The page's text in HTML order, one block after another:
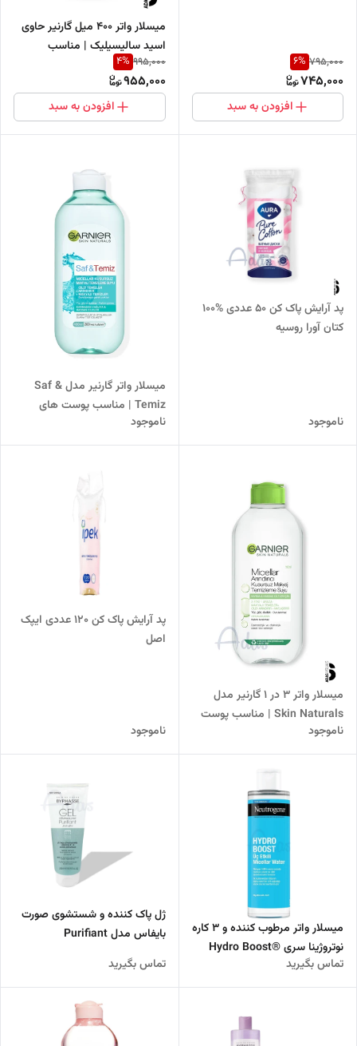
795,000
6%
745,000
افزودن به سبد
میسلار واتر 400 میل گارنیر حاوی
اسید سالیسیلیک | مناسب
پوست‌های چرب و مستعد آکنه
995,000
4%
955,000
افزودن به سبد
پد آرایش پاک کن 50 عددی %100
کتان آورا روسیه
ناموجود
میسلار واتر گارنیر مدل Saf &
Temiz | مناسب پوست های
چرب، مختلط و حساس
ناموجود
میسلار واتر 3 در 1 گارنیر مدل
Skin Naturals | مناسب پوست
های حساس و مختلط
ناموجود
پد آرایش پاک کن 120 عددی ایپک
اصل
ناموجود
میسلار واتر مرطوب کننده و 3 کاره
نوتروژینا سری ®Hydro Boost
تماس بگیرید
ژل پاک کننده و شستشوی صورت
بایفاس مدل Purifiant
تماس بگیرید